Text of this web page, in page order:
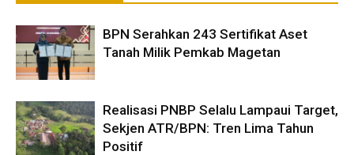
BPN Serahkan 243 Sertifikat Aset
Tanah Milik Pemkab Magetan
Realisasi PNBP Selalu Lampaui Target,
Sekjen ATR/BPN: Tren Lima Tahun
Positif